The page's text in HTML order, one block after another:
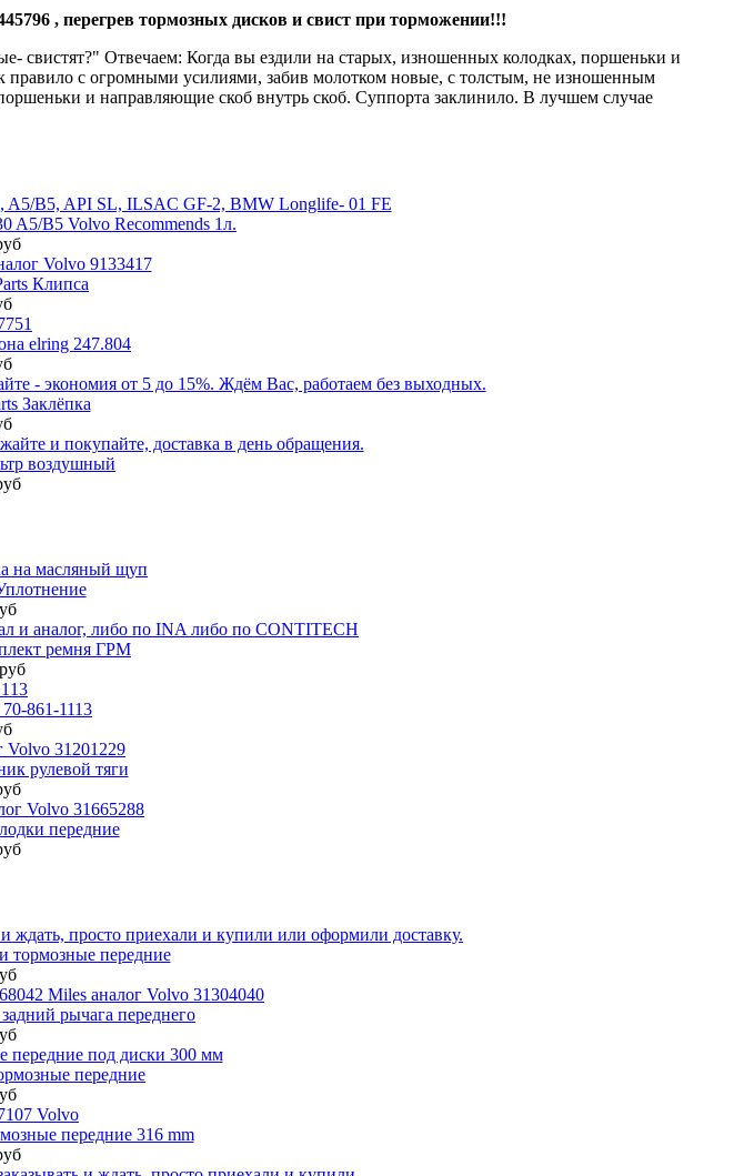
, перегрев тормозных дисков и свист при торможении!!!
свистят?" Отвечаем: Когда вы ездили на старых, изношенных колодках, поршеньки и
правило с огромными усилиями, забив молотком новые, с толстым, не изношенным
и направляющие скоб внутрь скоб. Суппорта заклинило. В лучшем случае
A5/B5 Volvo Recommends 1л.
Клипса
elring 247.804
Заклёпка
воздушный
ремня ГРМ
861-1113
рулевой тяги
передние
тормозные передние
рычага переднего
передние
передние 316 mm